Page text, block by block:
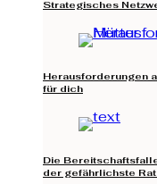
Strategisches
Herausforderungen
für dich
Die
der gefährlichste